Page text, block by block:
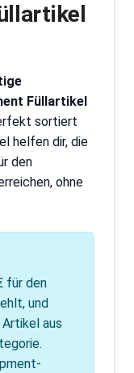
Füllartikel
sortiert
helfen dir, die
den
ohne
für den
und
aus